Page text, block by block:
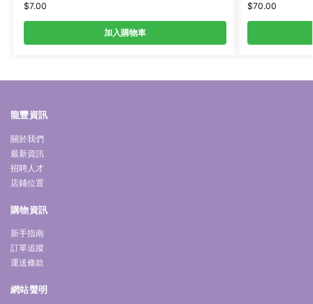
$7.00
加入購物車
$70.00
龍豐資訊
關於我們
最新資訊
招聘人才
店鋪位置
購物資訊
新手指南
訂單追蹤
運送條款
網站聲明